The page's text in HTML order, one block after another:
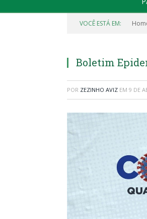
VOCÊ ESTÁ EM:
Boletim
POR ZEZINHO AVIZ EM 9 DE